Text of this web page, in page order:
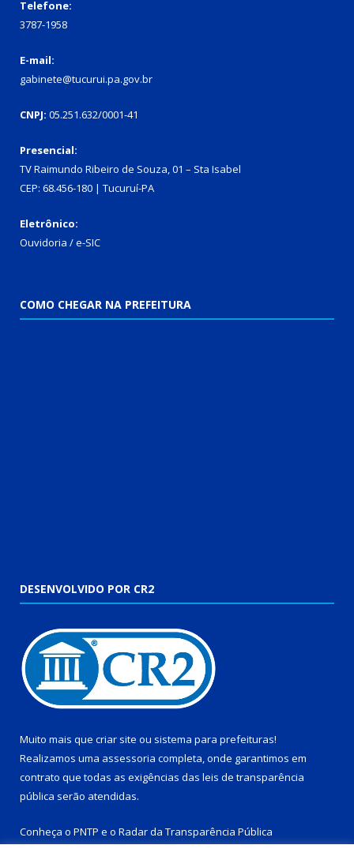
Telefone:
3787-1958
E-mail:
gabinete@tucurui.pa.gov.br
CNPJ: 05.251.632/0001-41
Presencial:
TV Raimundo Ribeiro de Souza, 01 – Sta Isabel
CEP: 68.456-180 | Tucuruí-PA
Eletrônico:
Ouvidoria /e-SIC
COMO CHEGAR NA PREFEITURA
DESENVOLVIDO POR CR2
Muito mais que criar site ou sistema para prefeituras!
Realizamos uma assessoria completa, onde garantimos em
contrato que todas as exigências das leis de transparência
pública serão atendidas.
Conheça o PNTP e o Radar da Transparência Pública